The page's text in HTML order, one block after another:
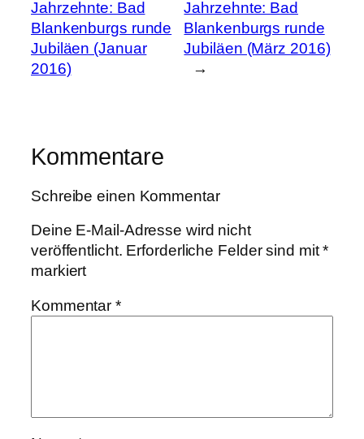
Jahrzehnte: Bad
Blankenburgs runde
Jubiläen (Januar
2016)
Jahrzehnte: Bad
Blankenburgs runde
Jubiläen (März 2016)
→
Kommentare
Schreibe einen Kommentar
Deine E-Mail-Adresse wird nicht
veröffentlicht. Erforderliche Felder sind mit*
markiert
Kommentar*